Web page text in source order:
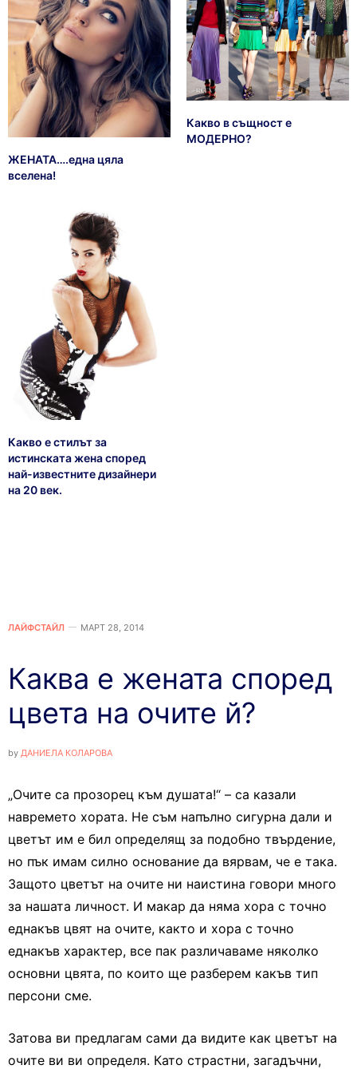
ЖЕНАТА….една цяла
вселена!
Какво в същност е
МОДЕРНО?
Какво е стилът за
истинската жена според
най-известните дизайнери
на 20 век.
ЛАЙФСТАЙЛ МАРТ 28, 2014
Каква е жената според
цвета на очите й?
by ДАНИЕЛА КОЛАРОВА
„Очите са прозорец към душата!“ – са казали
навремето хората. Не съм напълно сигурна дали и
цветът им е бил определящ за подобно твърдение,
но пък имам силно основание да вярвам, че е така.
Защото цветът на очите ни наистина говори много
за нашата личност. И макар да няма хора с точно
еднакъв цвят на очите, както и хора с точно
еднакъв характер, все пак различаваме няколко
основни цвята, по които ще разберем какъв тип
персони сме.
Затова ви предлагам сами да видите как цветът на
очите ви ви определя. Като страстни, загадъчни,